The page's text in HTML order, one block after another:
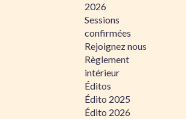
2026
Sessions
confirmées
Rejoignez nous
Règlement
intérieur
Éditos
Édito 2025
Édito 2026